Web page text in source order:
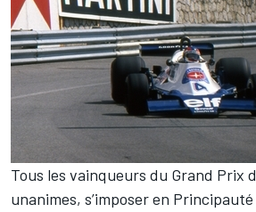
Tous les vainqueurs du Grand Prix
unanimes, s’imposer en